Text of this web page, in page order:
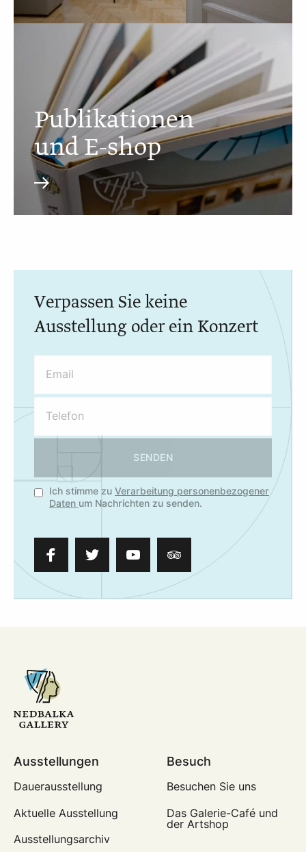
Publikationen
und E-shop
Verpassen Sie keine
Ausstellung oder ein Konzert
SENDEN
Ich stimme zuVerarbeitung personenbezogener
Datenum Nachrichten zu senden.
Ausstellungen
Dauerausstellung
Aktuelle Ausstellung
Ausstellungsarchiv
Besuch
Besuchen Sie uns
Das Galerie-Café und
der Artshop